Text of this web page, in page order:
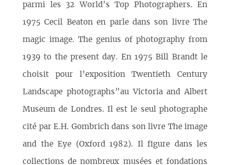
parmi les 32 World’s Top Photographers. En
1975 Cecil Beaton en parle dans son livre The
magic image. The genius of photography from
1939 to the present day. En 1975 Bill Brandt le
choisit pour l’exposition Twentieth Century
Landscape photographs”au Victoria and Albert
Museum de Londres. Il est le seul photographe
cité par E.H. Gombrich dans son livre The image
and the Eye (Oxford 1982). Il figure dans les
collections de nombreux musées et fondations